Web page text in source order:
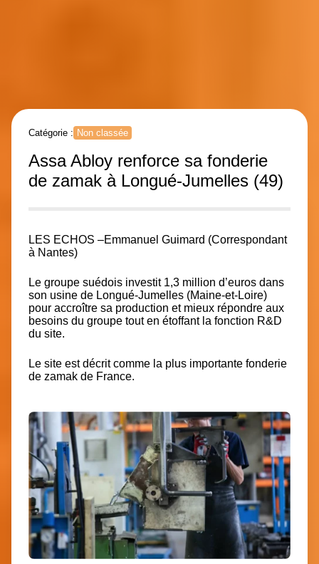
Catégorie : Non classée
Assa Abloy renforce sa fonderie
de zamak à Longué-Jumelles (49)
LES ECHOS –Emmanuel Guimard (Correspondant
à Nantes)
Le groupe suédois investit 1,3 million d’euros dans
son usine de Longué-Jumelles (Maine-et-Loire)
pour accroître sa production et mieux répondre aux
besoins du groupe tout en étoffant la fonction R&D
du site.
Le site est décrit comme la plus importante fonderie
de zamak de France.